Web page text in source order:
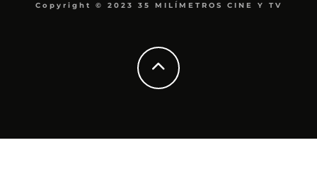
Copyright © 2023 35 MILÍMETROS CINE Y TV